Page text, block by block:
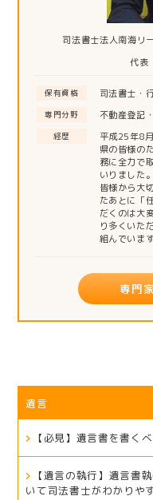
司法書士法人南海リ
代表
保有資格 司法書士・
専門分野 不動産登記
経歴
平成25年8
県の皆様の
務に全力で
いりました。
皆様から大
たあとに「
だくのは大
り多くいた
組んでいま
専門
遺言
【必見】遺言書を書く
【遺言の執行】遺言書
いて司法書士がわかりや